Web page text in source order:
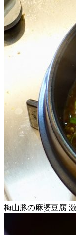
梅山豚の麻婆豆腐